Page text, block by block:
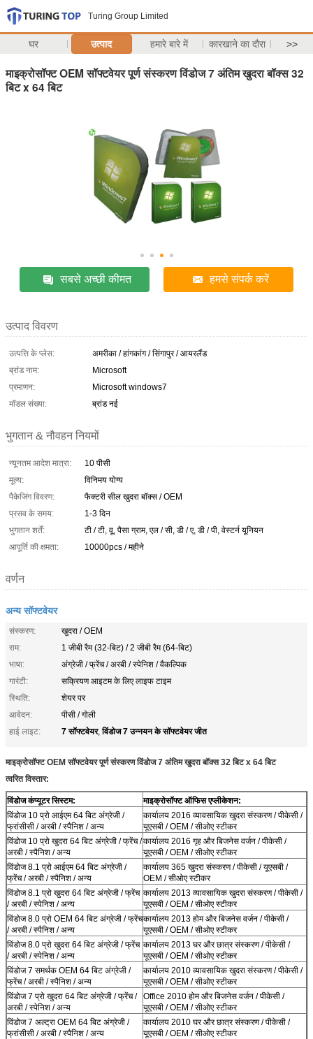
Turing Group Limited
घर उत्पाद हमारे बारे में कारखाने का दौरा >>
माइक्रोसॉफ्ट OEM सॉफ्टवेयर पूर्ण संस्करण विंडोज 7 अंतिम खुदरा बॉक्स 32
बिट x 64 बिट
सबसे अच्छी कीमत हमसे संपर्क करें
उत्पाद विवरण
उत्पत्ति के प्लेस:
अमरीका / हांगकांग / सिंगापुर / आयरलैंड
ब्रांड नाम:
Microsoft
प्रमाणन:
Microsoft windows7
मॉडल संख्या:
ब्रांड नई
भुगतान & नौवहन नियमों
न्यूनतम आदेश मात्रा:
10 पीसी
मूल्य:
विनिमय योग्य
पैकेजिंग विवरण:
फैक्टरी सील खुदरा बॉक्स / OEM
प्रसव के समय:
1-3 दिन
भुगतान शर्तें:
टी / टी, वू, पैसा ग्राम, एल / सी, डी / ए, डी / पी, वेस्टर्न यूनियन
आपूर्ति की क्षमता:
10000pcs / महीने
वर्णन
अन्य सॉफ्टवेयर
संस्करण:
खुदरा / OEM
राम:
1 जीबी रैम (32-बिट) / 2 जीबी रैम (64-बिट)
भाषा:
अंग्रेजी / फ्रेंच / अरबी / स्पेनिश / वैकल्पिक
गारंटी:
सक्रियण आइटम के लिए लाइफ टाइम
स्थिति:
शेयर पर
आवेदन:
पीसी / गोली
हाई लाइट:
7 सॉफ्टवेयर,विंडोज 7 उन्नयन के सॉफ्टवेयर जीत
माइक्रोसॉफ्ट OEM सॉफ्टवेयर पूर्ण संस्करण विंडोज 7 अंतिम खुदरा बॉक्स 32 बिट x 64 बिट
त्वरित विस्तार:
विंडोज कंप्यूटर सिस्टम:
माइक्रोसॉफ्ट ऑफिस एप्लीकेशन:
विंडोज 10 प्रो आईएम 64 बिट अंग्रेजी /
फ्रांसीसी / अरबी / स्पैनिश / अन्य
कार्यालय 2016 व्यावसायिक खुदरा संस्करण / पीकेसी /
यूएसबी / OEM / सीओए स्टीकर
विंडोज 10 प्रो खुदरा 64 बिट अंग्रेजी / फ्रेंच /
अरबी / स्पैनिश / अन्य
कार्यालय 2016 गृह और बिजनेस वर्जन / पीकेसी /
यूएसबी / OEM / सीओए स्टीकर
विंडोज 8.1 प्रो आईएम 64 बिट अंग्रेजी /
फ्रेंच / अरबी / स्पैनिश / अन्य
कार्यालय 365 खुदरा संस्करण / पीकेसी / यूएसबी /
OEM / सीओए स्टीकर
विंडोज 8.1 प्रो खुदरा 64 बिट अंग्रेजी / फ्रेंच
/ अरबी / स्पेनिश / अन्य
कार्यालय 2013 व्यावसायिक खुदरा संस्करण / पीकेसी /
यूएसबी / OEM / सीओए स्टीकर
विंडोज 8.0 प्रो OEM 64 बिट अंग्रेजी / फ्रेंच
/ अरबी / स्पैनिश / अन्य
कार्यालय 2013 होम और बिजनेस वर्जन / पीकेसी /
यूएसबी / OEM / सीओए स्टीकर
विंडोज 8.0 प्रो खुदरा 64 बिट अंग्रेजी / फ्रेंच
/ अरबी / स्पेनिश / अन्य
कार्यालय 2013 घर और छात्र संस्करण / पीकेसी /
यूएसबी / OEM / सीओए स्टीकर
विंडोज 7 समर्थक OEM 64 बिट अंग्रेजी /
फ्रेंच / अरबी / स्पैनिश / अन्य
कार्यालय 2010 व्यावसायिक खुदरा संस्करण / पीकेसी /
यूएसबी / OEM / सीओए स्टीकर
विंडोज 7 प्रो खुदरा 64 बिट अंग्रेजी / फ्रेंच /
अरबी / स्पेनिश / अन्य
Office 2010 होम और बिजनेस वर्जन / पीकेसी /
यूएसबी / OEM / सीओए स्टीकर
विंडोज 7 अल्ट्रा OEM 64 बिट अंग्रेजी /
फ्रांसीसी / अरबी / स्पैनिश / अन्य
कार्यालय 2010 घर और छात्र संस्करण / पीकेसी /
यूएसबी / OEM / सीओए स्टीकर